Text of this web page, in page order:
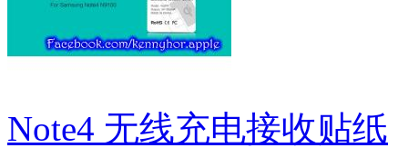
Note4 无线充电接收贴纸